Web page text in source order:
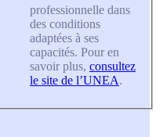
professionnelle dans
des conditions
adaptées à ses
capacités. Pour en
savoir plus, consultez
le site de l’UNEA.